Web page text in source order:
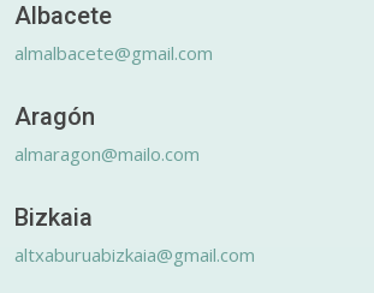
Albacete
almalbacete@gmail.com
Aragón
almaragon@mailo.com
Bizkaia
altxaburuabizkaia@gmail.com